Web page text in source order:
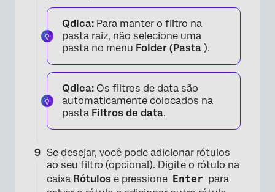
Qdica: Para manter o filtro na
pasta raiz, não selecione uma
pasta no menu Folder (Pasta ).
Qdica: Os filtros de data são
automaticamente colocados na
pasta Filtros de data.
Se desejar, você pode adicionar rótulos
ao seu filtro (opcional). Digite o rótulo na
caixa Rótulos e pressione Enter para